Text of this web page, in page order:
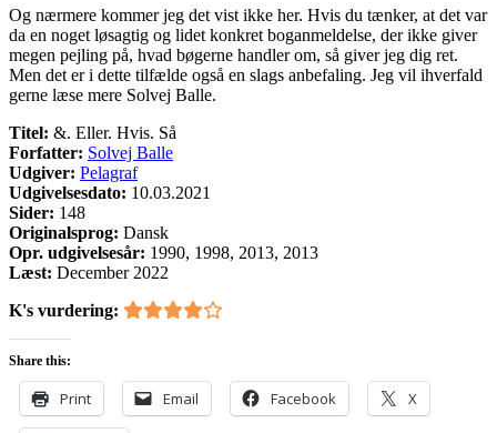
Og nærmere kommer jeg det vist ikke her. Hvis du tænker, at det var
da en noget løsagtig og lidet konkret boganmeldelse, der ikke giver
megen pejling på, hvad bøgerne handler om, så giver jeg dig ret.
Men det er i dette tilfælde også en slags anbefaling. Jeg vil ihverfald
gerne læse mere Solvej Balle.
Titel: &. Eller. Hvis. Så
Forfatter: Solvej Balle
Udgiver: Pelagraf
Udgivelsesdato: 10.03.2021
Sider: 148
Originalsprog: Dansk
Opr. udgivelsesår: 1990, 1998, 2013, 2013
Læst: December 2022
K's vurdering:
Share this:
Print Email Facebook X